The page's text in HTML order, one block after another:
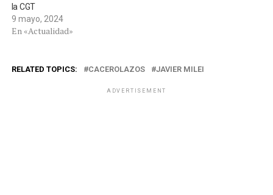
la CGT
9 mayo, 2024
En «Actualidad»
RELATED TOPICS: CACEROLAZOS JAVIER MILEI
ADVERTISEMENT